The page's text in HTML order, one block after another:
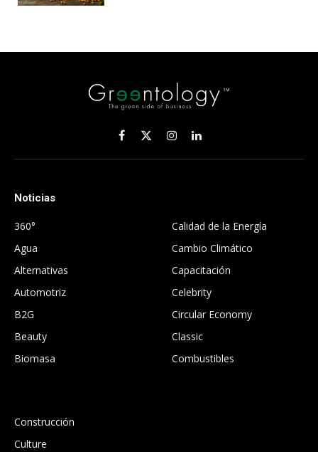
Facebook
X
(Twitter)
InstagramLinkedIn
Noticias
360°
Agua
Alternativas
Automotriz
B2G
Beauty
Biomasa
Calidad de la Energía
Cambio Climático
Capacitación
Celebrity
Circular Economy
Classic
Combustibles
Construcción
Culture